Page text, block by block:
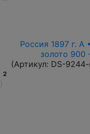
2
Россия 1897 г. А
золото 900
(Артикул: DS-